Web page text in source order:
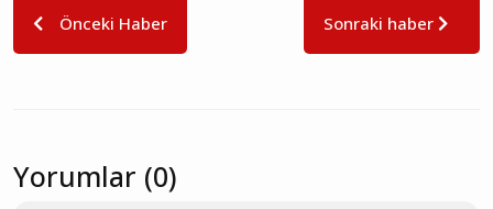
Önceki Haber Sonraki haber
Yorumlar (0)